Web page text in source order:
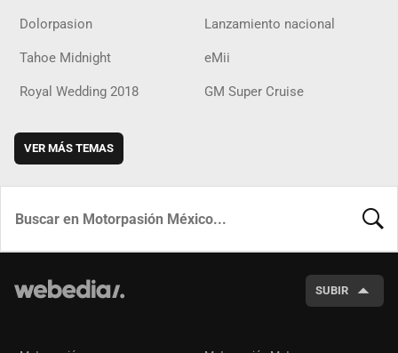
Dolorpasion Lanzamiento nacional
Tahoe Midnight eMii
Royal Wedding 2018 GM Super Cruise
VER MÁS TEMAS
SUBIR